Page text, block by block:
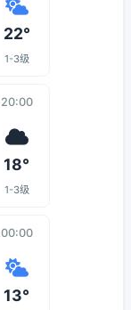
22°
1-3级
20:00
18°
1-3级
00:00
13°